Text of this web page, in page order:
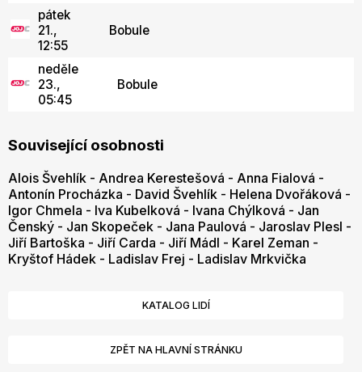
pátek
21.,
12:55
Bobule
neděle
23.,
05:45
Bobule
Související osobnosti
Alois Švehlík - Andrea Kerestešová - Anna Fialová -
Antonín Procházka - David Švehlík - Helena Dvořáková -
Igor Chmela - Iva Kubelková - Ivana Chýlková - Jan
Čenský - Jan Skopeček - Jana Paulová - Jaroslav Plesl -
Jiří Bartoška - Jiří Carda - Jiří Mádl - Karel Zeman -
Kryštof Hádek - Ladislav Frej - Ladislav Mrkvička
KATALOG LIDÍ
ZPĚT NA HLAVNÍ STRÁNKU